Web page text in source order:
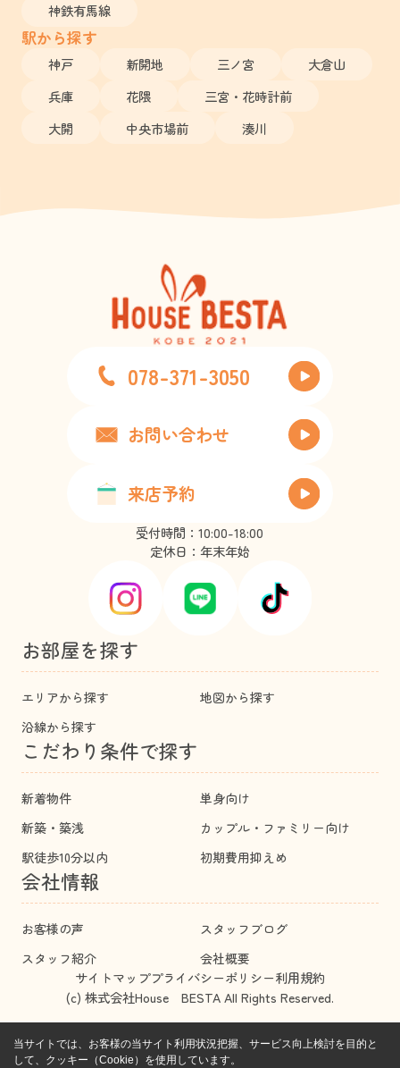
神鉄有馬線
駅から探す
神戸 新開地 三ノ宮
大倉山
兵庫
花隈
三宮・花時計前
大開
中央市場前 湊川
078-371-3050
お問い合わせ
来店予約
受付時間：10:00-18:00
定休日：年末年始
お部屋を探す
エリアから探す
地図から探す
沿線から探す
こだわり条件で探す
新着物件
単身向け
新築・築浅
カップル・ファミリー向け
駅徒歩10分以内
初期費用抑えめ
会社情報
お客様の声
スタッフブログ
スタッフ紹介
会社概要
サイトマッププライバシーポリシー利用規約
(c) 株式会社House BESTA All Rights Reserved.
当サイトでは、お客様の当サイト利用状況把握、サービス向上検討を目的と
して、クッキー（Cookie）を使用しています。